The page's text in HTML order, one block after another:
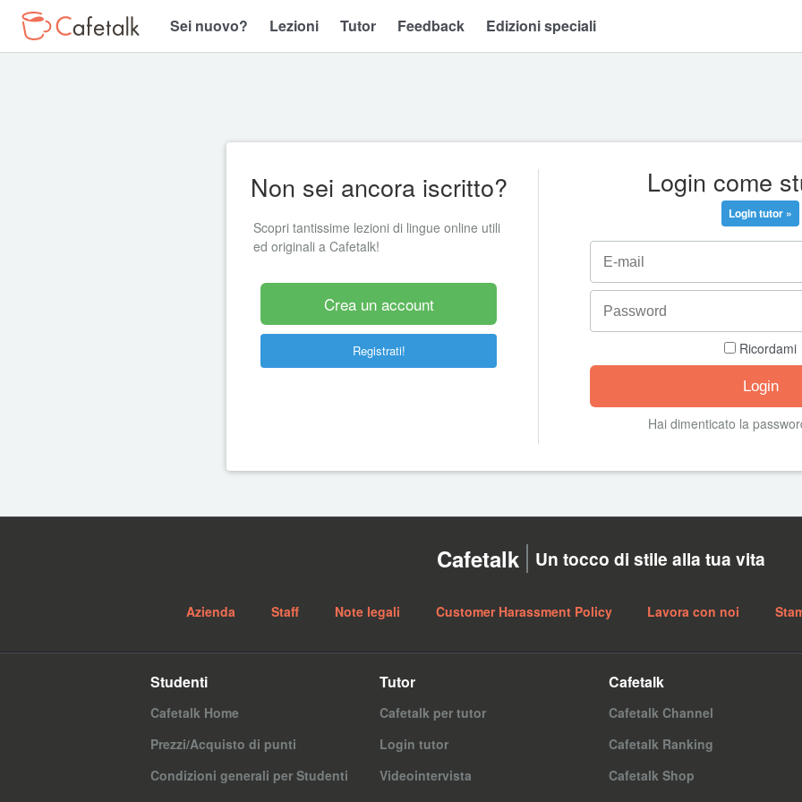
Sei nuovo? Lezioni Tutor Feedback Edizioni speciali
Login come
Login tutor »
Ricordami
Hai dimenticato la
Non sei ancora iscritto?
Scopri tantissime lezioni di lingue online utili
ed originali a Cafetalk!
Crea un account
Registrati!
Cafetalk Un tocco di stile alla tua vita
Azienda Staff Note legali Customer Harassment Policy Lavora con noi
Studenti
Cafetalk Home
Prezzi/Acquisto di punti
Condizioni generali per Studenti
Tutor
Cafetalk per tutor
Login tutor
Videointervista
Cafetalk
Cafetalk Channel
Cafetalk Ranking
Cafetalk Shop